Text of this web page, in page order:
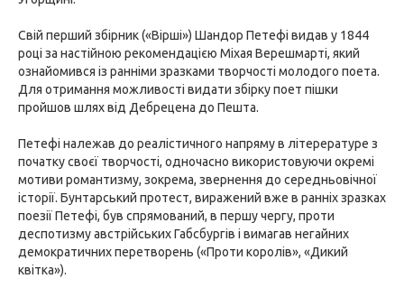
Свій перший збірник («Вірші») Шандор Петефі видав у 1844
році за настійною рекомендацією Міхая Верешмарті, який
ознайомився із ранніми зразками творчості молодого поета.
Для отримання можливості видати збірку поет пішки
пройшов шлях від Дебрецена до Пешта.
Петефі належав до реалістичного напряму в літерературе з
початку своєї творчості, одночасно використовуючи окремі
мотиви романтизму, зокрема, звернення до середньовічної
історії. Бунтарський протест, виражений вже в ранніх зразках
поезії Петефі, був спрямований, в першу чергу, проти
деспотизму австрійських Габсбургів і вимагав негайних
демократичних перетворень («Проти королів», «Дикий
квітка»).